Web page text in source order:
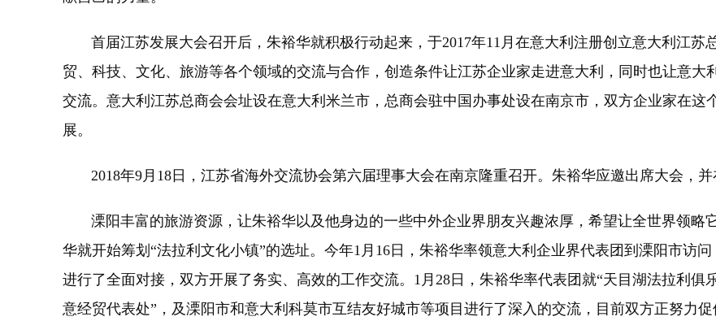
首届江苏发展大会召开后，朱裕华就积极行动起来，于2017年11月在意大利注册创立意大利江苏
贸、科技、文化、旅游等各个领域的交流与合作，创造条件让江苏企业家走进意大利，同时也让意
交流。意大利江苏总商会会址设在意大利米兰市，总商会驻中国办事处设在南京市，双方企业家在
展。
2018年9月18日，江苏省海外交流协会第六届理事大会在南京隆重召开。朱裕华应邀出席大会，并
溧阳丰富的旅游资源，让朱裕华以及他身边的一些中外企业界朋友兴趣浓厚，希望让全世界领略
华就开始筹划“法拉利文化小镇”的选址。今年1月16日，朱裕华率领意大利企业界代表团到溧阳市访
进行了全面对接，双方开展了务实、高效的工作交流。1月28日，朱裕华率代表团就“天目湖法拉利俱
意经贸代表处”，及溧阳市和意大利科莫市互结友好城市等项目进行了深入的交流，目前双方正努力促